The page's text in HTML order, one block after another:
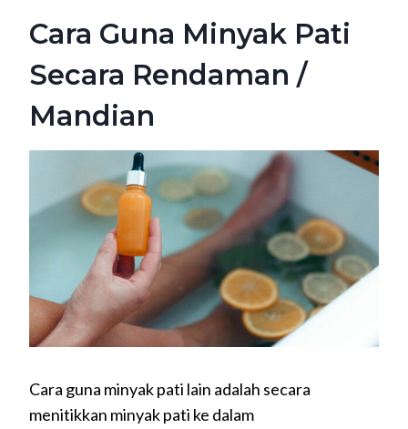
Cara Guna Minyak Pati
Secara Rendaman /
Mandian
Cara guna minyak pati lain adalah secara
menitikkan minyak pati ke dalam